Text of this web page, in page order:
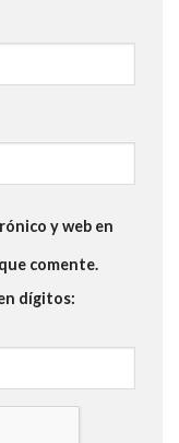
y web en
comente.
dígitos: